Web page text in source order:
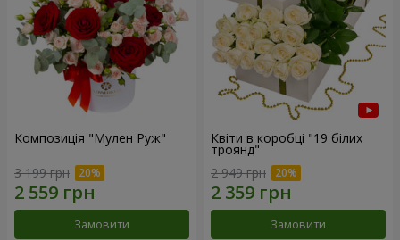
Композиція "Мулен Руж"
3 199 грн
Замовити
Квіти в коробці "19 білих
троянд"
2 949 грн
Замовити